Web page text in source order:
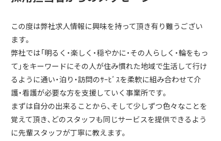
この度は弊社求人情報に興味を持って頂き有り難うござい
ます。
弊社では「明るく・楽しく・穏やかに・その人らしく・輪をもっ
て」をキーワードにその人が住み慣れた地域で生活して行け
るように通い・泊り・訪問のｻｰﾋﾞｽを柔軟に組み合わせて介
護・看護が必要な方を支援していく事業所です。
まずは自分の出来ることから、そして少しずつ色々なことを
覚えて頂き、どのスタッフも同じサービスを提供できるよう
に先輩スタッフが丁寧に教えます。